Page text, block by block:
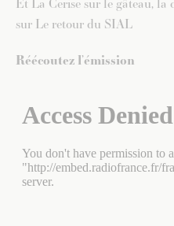
sur Le retour du SIAL
Réécoutez l’émission